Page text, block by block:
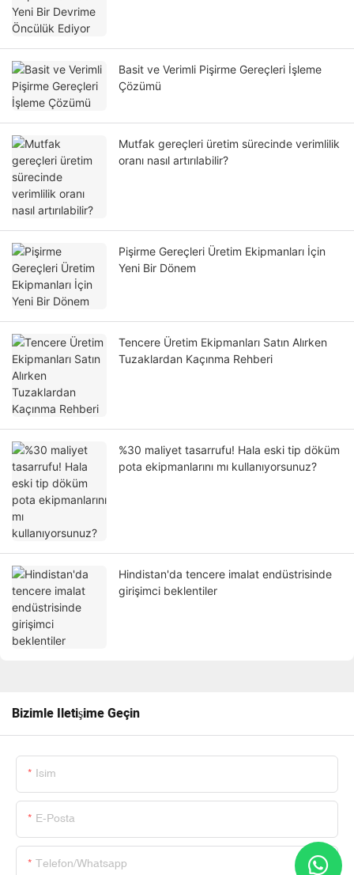
Basit ve Verimli Pişirme Gereçleri İşleme
Çözümü
Mutfak gereçleri üretim sürecinde verimlilik
oranı nasıl artırılabilir?
Pişirme Gereçleri Üretim Ekipmanları İçin
Yeni Bir Dönem
Tencere Üretim Ekipmanları Satın Alırken
Tuzaklardan Kaçınma Rehberi
%30 maliyet tasarrufu! Hala eski tip döküm
pota ekipmanlarını mı kullanıyorsunuz?
Hindistan'da tencere imalat endüstrisinde
girişimci beklentiler
Bizimle Iletişime Geçin
Isim
E-Posta
Telefon/whatsapp